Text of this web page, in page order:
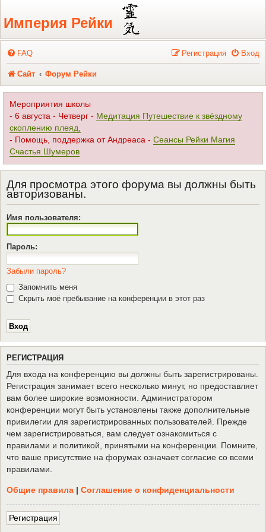
Регистрация
Империя Рейки
FAQ Вход
Регистрация
Сайт Форум Рейки
Мероприятия школы
- 6 августа - Четверг - Медитация Путешествие к звёздному
скоплению плеяд,
- Помощь, поддержка от Андреаса - Сеансы Рейки Магия
Счастья Шумеров
Для просмотра этого форума вы должны быть
авторизованы.
Имя пользователя:
Пароль:
Забыли пароль?
Запомнить меня
Скрыть моё пребывание на конференции в этот раз
РЕГИСТРАЦИЯ
Для входа на конференцию вы должны быть зарегистрированы.
Регистрация занимает всего несколько минут, но предоставляет
вам более широкие возможности. Администратором
конференции могут быть установлены также дополнительные
привилегии для зарегистрированных пользователей. Прежде
чем зарегистрироваться, вам следует ознакомиться с
правилами и политикой, принятыми на конференции. Помните,
что ваше присутствие на форумах означает согласие со всеми
правилами.
Общие правила | Соглашение о конфиденциальности
Регистрация